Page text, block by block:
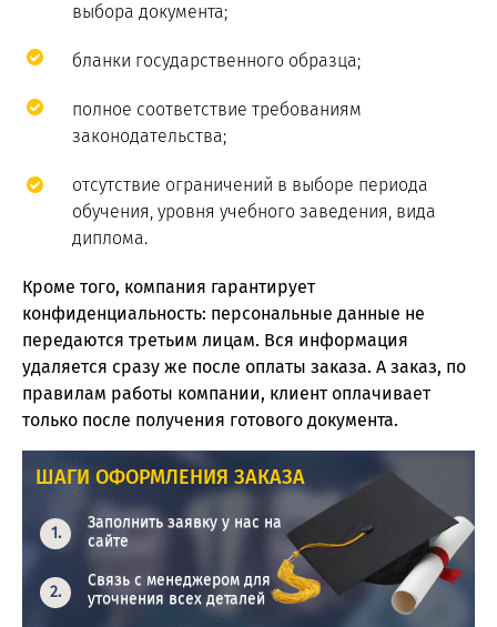
выбора документа;
бланки государственного образца;
полное соответствие требованиям
законодательства;
отсутствие ограничений в выборе периода
обучения, уровня учебного заведения, вида
диплома.
Кроме того, компания гарантирует
конфиденциальность: персональные данные не
передаются третьим лицам. Вся информация
удаляется сразу же после оплаты заказа. А заказ, по
правилам работы компании, клиент оплачивает
только после получения готового документа.
ШАГИ ОФОРМЛЕНИЯ ЗАКАЗА
Заполнить заявку у нас на
сайте
Связь с менеджером для
уточнения всех деталей